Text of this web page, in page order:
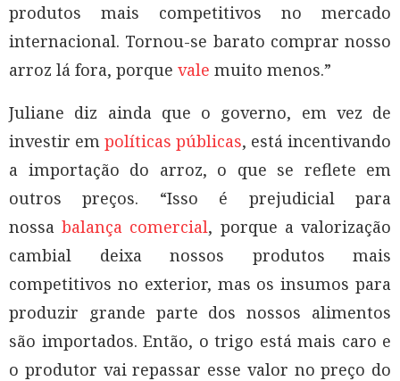
produtos mais competitivos no mercado
internacional. Tornou-se barato comprar nosso
arroz lá fora, porque vale muito menos.”
Juliane diz ainda que o governo, em vez de
investir em políticas públicas, está incentivando
a importação do arroz, o que se reflete em
outros preços. “Isso é prejudicial para
nossabalança comercial, porque a valorização
cambial deixa nossos produtos mais
competitivos no exterior, mas os insumos para
produzir grande parte dos nossos alimentos
são importados. Então, o trigo está mais caro e
o produtor vai repassar esse valor no preço do